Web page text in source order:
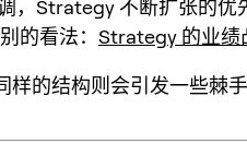
，Strategy 不断扩张的优
的看法： Strategy 的业绩
样的结构则会引发一些棘